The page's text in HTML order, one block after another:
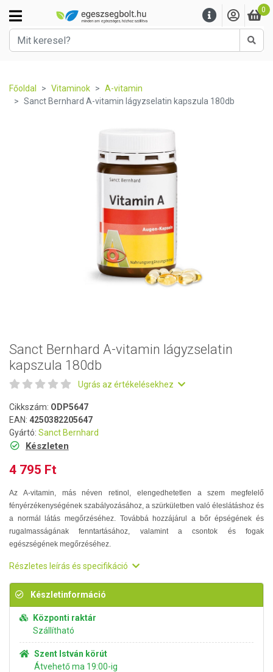
0
Főoldal Vitaminok
A-vitamin
Sanct Bernhard A-vitamin lágyzselatin kapszula 180db
Sanct Bernhard A-vitamin lágyzselatin
kapszula 180db
Ugrás az értékelésekhez
Cikkszám: ODP5647
EAN: 4250382205647
Gyártó: Sanct Bernhard
Készleten
4 795 Ft
Az A-vitamin, más néven retinol, elengedhetetlen a szem megfelelő
fényérzékenységének szabályozásához, a szürkületben való éleslátáshoz és
a normál látás megőrzéséhez. Továbbá hozzájárul a bőr épségének és
rugalmasságának fenntartásához, valamint a csontok és fogak
egészségének megőrzéséhez.
Részletes leírás és specifikáció
Készletinformáció
Központi raktár
Szállítható
Szent István körút
Átvehető ma 19:00-ig